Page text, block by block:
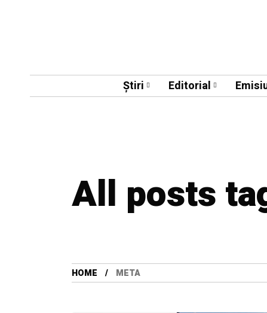
Știri Editorial
All posts
HOME META